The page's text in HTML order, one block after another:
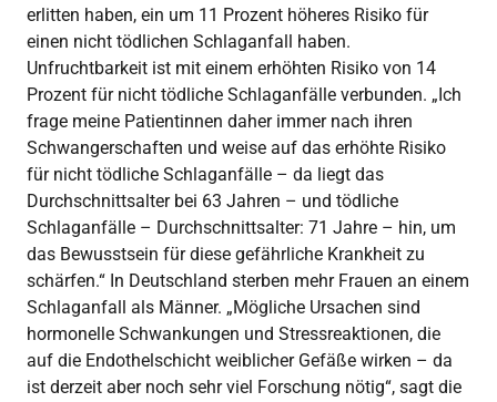
erlitten haben, ein um 11 Prozent höheres Risiko für
einen nicht tödlichen Schlaganfall haben.
Unfruchtbarkeit ist mit einem erhöhten Risiko von 14
Prozent für nicht tödliche Schlaganfälle verbunden. „Ich
frage meine Patientinnen daher immer nach ihren
Schwangerschaften und weise auf das erhöhte Risiko
für nicht tödliche Schlaganfälle – da liegt das
Durchschnittsalter bei 63 Jahren – und tödliche
Schlaganfälle – Durchschnittsalter: 71 Jahre – hin, um
das Bewusstsein für diese gefährliche Krankheit zu
schärfen.“ In Deutschland sterben mehr Frauen an einem
Schlaganfall als Männer. „Mögliche Ursachen sind
hormonelle Schwankungen und Stressreaktionen, die
auf die Endothelschicht weiblicher Gefäße wirken – da
ist derzeit aber noch sehr viel Forschung nötig“, sagt die